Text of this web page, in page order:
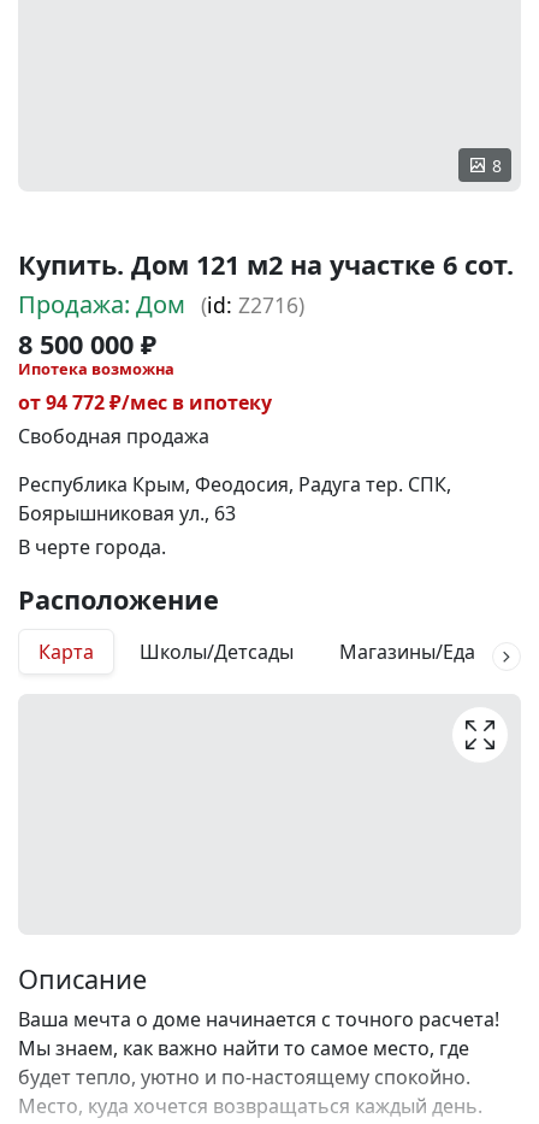
8
Купить. Дом 121 м2 на участке 6 сот.
Продажа: Дом (id: Z2716)
8 500 000 ₽
Ипотека возможна
от 94 772 ₽/мес в ипотеку
Свободная продажа
Республика Крым, Феодосия, Радуга тер. СПК,
Боярышниковая ул., 63
В черте города.
Расположение
Карта Школы/Детсады Магазины/Еда
Описание
Ваша мечта о доме начинается с точного расчета!
Мы знаем, как важно найти то самое место, где
будет тепло, уютно и по-настоящему спокойно.
Место, куда хочется возвращаться каждый день.